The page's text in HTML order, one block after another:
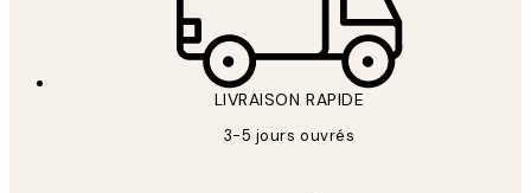
LIVRAISON RAPIDE
3-5 jours ouvrés